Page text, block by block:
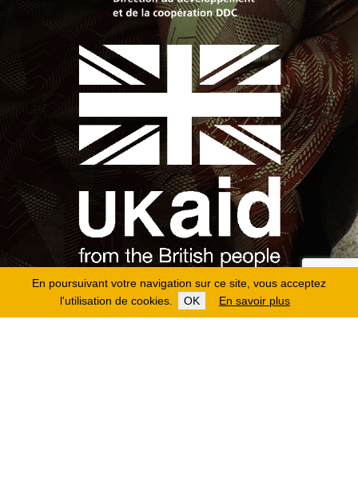
En poursuivant votre navigation sur ce site, vous acceptez
l'utilisation de cookies.
OK En savoir plus